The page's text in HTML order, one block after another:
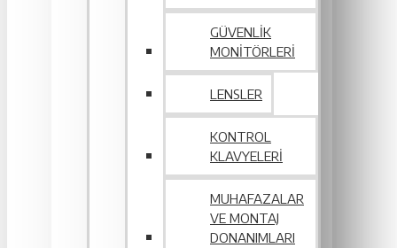
GÜVENLIK
MONITÖRLERI
LENSLER
KONTROL
KLAVYELERI
MUHAFAZALAR
VE MONTAJ
DONANIMLARI